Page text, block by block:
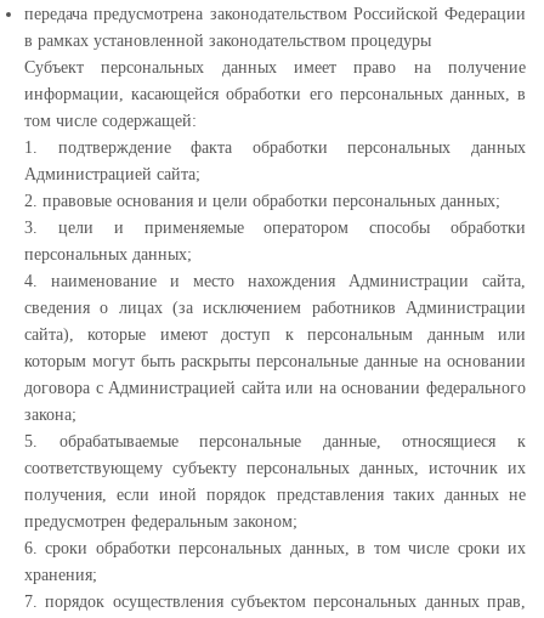
передача предусмотрена законодательством Российской Федерации
в рамках установленной законодательством процедуры
Субъект персональных данных имеет право на получение
информации, касающейся обработки его персональных данных, в
том числе содержащей:
1. подтверждение факта обработки персональных данных
Администрацией сайта;
2. правовые основания и цели обработки персональных данных;
3. цели и применяемые оператором способы обработки
персональных данных;
4. наименование и место нахождения Администрации сайта,
сведения о лицах (за исключением работников Администрации
сайта), которые имеют доступ к персональным данным или
которым могут быть раскрыты персональные данные на основании
договора с Администрацией сайта или на основании федерального
закона;
5. обрабатываемые персональные данные, относящиеся к
соответствующему субъекту персональных данных, источник их
получения, если иной порядок представления таких данных не
предусмотрен федеральным законом;
6. сроки обработки персональных данных, в том числе сроки их
хранения;
7. порядок осуществления субъектом персональных данных прав,